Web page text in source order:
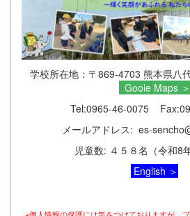
学校所在地：〒869-4703 熊本県八
Goole Maps ＞
Tel:0965-46-0075
メールアドレス: es-
児童数: ４５８名（令和8
English ＞